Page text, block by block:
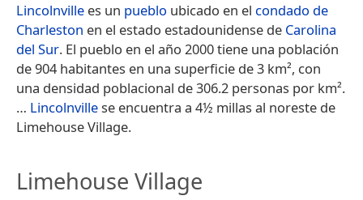
Lincolnville es un pueblo ubicado en el condado de
Charleston en el estado estadounidense de Carolina
del Sur. El pueblo en el año 2000 tiene una población
de 904 habitantes en una superficie de 3 km², con
una densidad poblacional de 306.2 personas por km².
​… Lincolnvillese encuentra a 4½ millas al noreste de
Limehouse Village.
Limehouse Village